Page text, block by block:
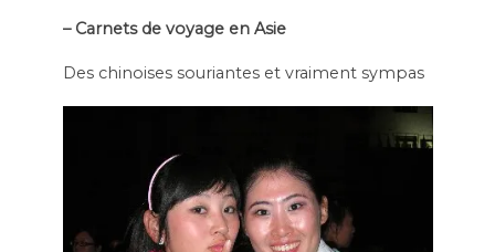
– Carnets de voyage en Asie
Des chinoises souriantes et vraiment sympas